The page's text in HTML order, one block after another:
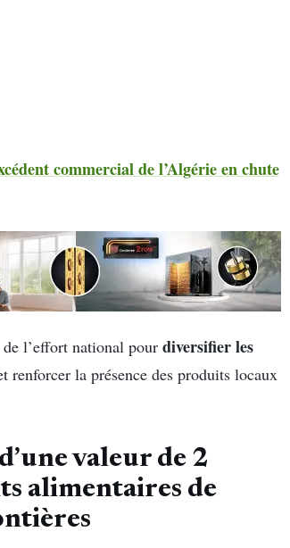
commercial de l’Algérie en chute
l’effort national pour diversifier les
renforcer la présence des produits locaux
valeur de 2
alimentaires de